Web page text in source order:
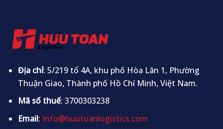
Địa chỉ: 5/219 tổ 4A, khu phố Hòa Lân 1, Phường
Thuận Giao, Thành phố Hồ Chí Minh, Việt Nam.
Mã số thuế: 3700303238
Email: Info@huutoanlogistics.com